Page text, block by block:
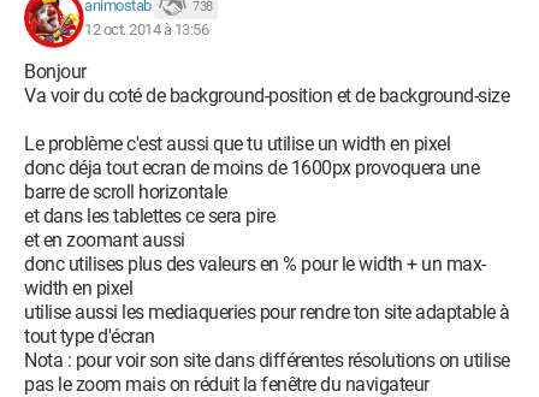
width: 1599px;
margin-top: -50px;
margin-bottom: -30px;
margin-right:auto;
color: #222222;
font-size:30px;
text-align:center;
}
Merci !
animostab 738
12 oct. 2014 à 13:56
Bonjour
Va voir du coté de background-position et de background-size
Le problème c'est aussi que tu utilise un width en pixel
donc déja tout ecran de moins de 1600px provoquera une
barre de scroll horizontale
et dans les tablettes ce sera pire
et en zoomant aussi
donc utilises plus des valeurs en % pour le width + un max-
width en pixel
utilise aussi les mediaqueries pour rendre ton site adaptable à
tout type d'écran
Nota : pour voir son site dans différentes résolutions on utilise
pas le zoom mais on réduit la fenêtre du navigateur